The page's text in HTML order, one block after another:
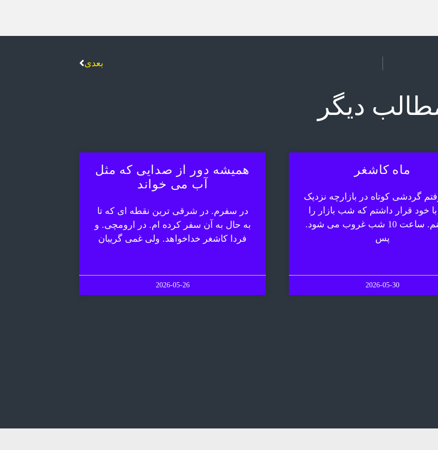
بعدی
دیگر
ماه کاشغر
گردشی کوتاه در بازارچه نزدیک
خود قرار داشتم که شب بازار را
هم ببینم. ساعت 10 شب غروب می شود.
پس
2026-05-30
همیشه دور از صدایی که مثل
آب می خواند
در سفرم. در شرقی ترین نقطه ای که تا
به حال به آن سفر کرده ام. در ارومچی. و
فردا کاشغر خداخواهد. ولی غمی گریبان
2026-05-26